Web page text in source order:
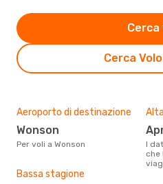
Cerca
Cerca
Aeroporto di destinazione
Wonson
Per voli a Wonson
I dati dei nostri clienti ci dicono
che
Bassa stagione